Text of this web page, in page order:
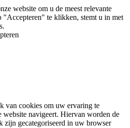
website om u de meest relevante
"Accepteren" te klikken, stemt u in met
van cookies om uw ervaring te
website navigeert. Hiervan worden de
zijn gecategoriseerd in uw browser